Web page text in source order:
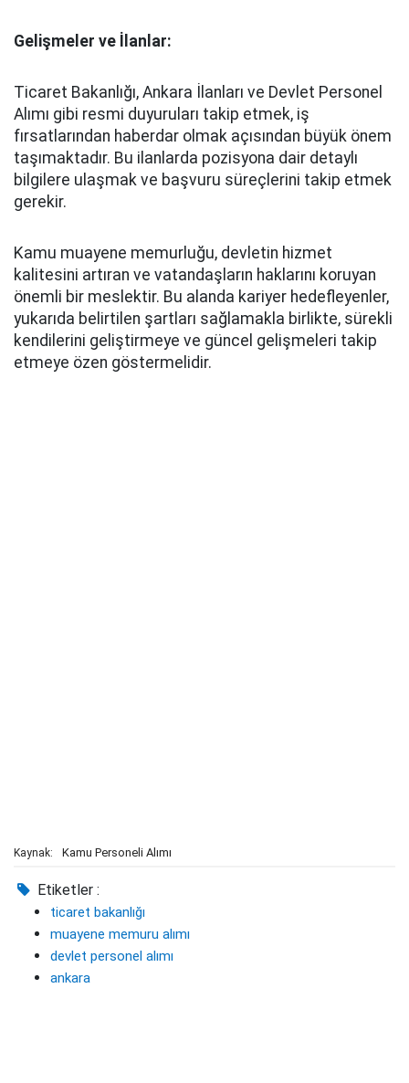
Gelişmeler ve İlanlar:
Ticaret Bakanlığı, Ankara İlanları ve Devlet Personel
Alımı gibi resmi duyuruları takip etmek, iş
fırsatlarından haberdar olmak açısından büyük önem
taşımaktadır. Bu ilanlarda pozisyona dair detaylı
bilgilere ulaşmak ve başvuru süreçlerini takip etmek
gerekir.
Kamu muayene memurluğu, devletin hizmet
kalitesini artıran ve vatandaşların haklarını koruyan
önemli bir meslektir. Bu alanda kariyer hedefleyenler,
yukarıda belirtilen şartları sağlamakla birlikte, sürekli
kendilerini geliştirmeye ve güncel gelişmeleri takip
etmeye özen göstermelidir.
Kaynak: Kamu Personeli Alımı
Etiketler :
ticaret bakanlığı
muayene memuru alımı
devlet personel alımı
ankara